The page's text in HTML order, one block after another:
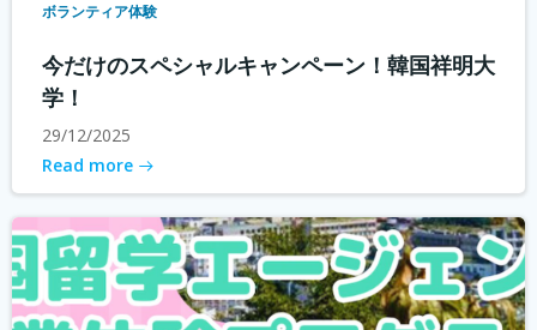
ボランティア体験
今だけのスペシャルキャンペーン！韓国祥明大
学！
29/12/2025
Read more